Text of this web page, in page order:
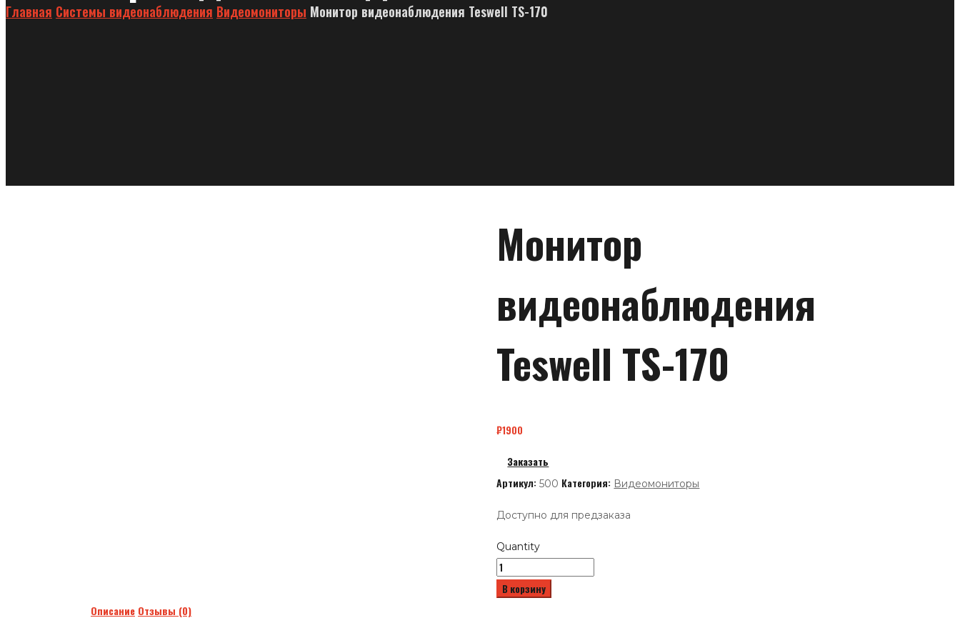
Главная Системы видеонаблюдения Видеомониторы Монитор видеонаблюдения Teswell TS-170
Монитор
видеонаблюдения
Teswell TS-170
₽1900
Заказать
Артикул:500 Категория: Видеомониторы
Доступно для предзаказа
Quantity
В корзину
Описание Отзывы (0)